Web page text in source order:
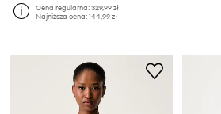
Cena regularna:329,99 zł
Najniższa cena:144,99 zł